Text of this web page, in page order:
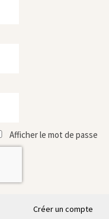
Afficher le mot de passe
Créer un compte